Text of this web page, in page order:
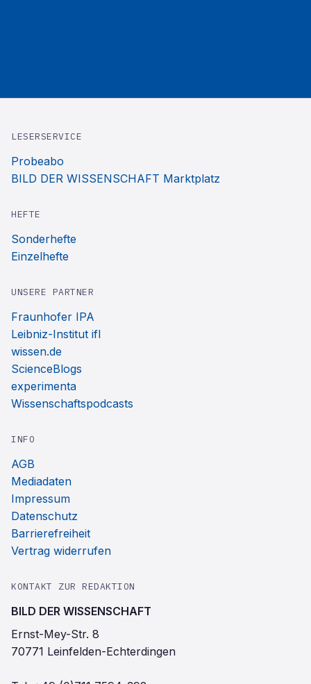
LESERSERVICE
Probeabo
BILD DER WISSENSCHAFT Marktplatz
HEFTE
Sonderhefte
Einzelhefte
UNSERE PARTNER
Fraunhofer IPA
Leibniz-Institut ifl
wissen.de
ScienceBlogs
experimenta
Wissenschaftspodcasts
INFO
AGB
Mediadaten
Impressum
Datenschutz
Barrierefreiheit
Vertrag widerrufen
KONTAKT ZUR REDAKTION
BILD DER WISSENSCHAFT
Ernst-Mey-Str. 8
70771 Leinfelden-Echterdingen